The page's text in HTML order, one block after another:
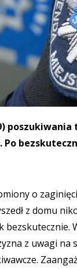
Po
o
z domu
z uwagi